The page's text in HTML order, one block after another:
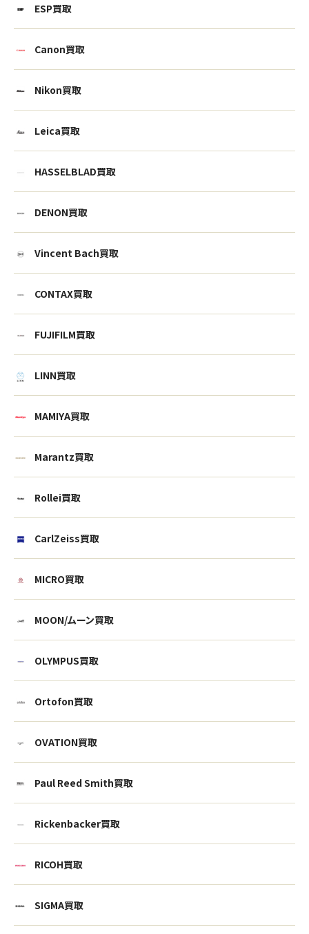
ESP買取
Canon買取
Nikon買取
Leica買取
HASSELBLAD買取
DENON買取
Vincent Bach買取
CONTAX買取
FUJIFILM買取
LINN買取
MAMIYA買取
Marantz買取
Rollei買取
CarlZeiss買取
MICRO買取
MOON/ムーン買取
OLYMPUS買取
Ortofon買取
OVATION買取
Paul Reed Smith買取
Rickenbacker買取
RICOH買取
SIGMA買取